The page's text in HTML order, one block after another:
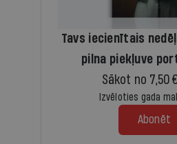
Tavs iecienītais
pilna piekļuve
Sākot no 7,50
Izvēloties gada
Abonēt